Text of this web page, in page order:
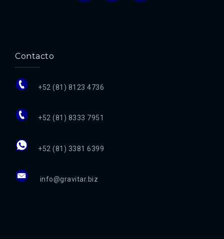
Contacto
+52 (81) 8123 4736
+52 (81) 8333 7951
+52 (81) 3381 6399
info@gravitar.biz